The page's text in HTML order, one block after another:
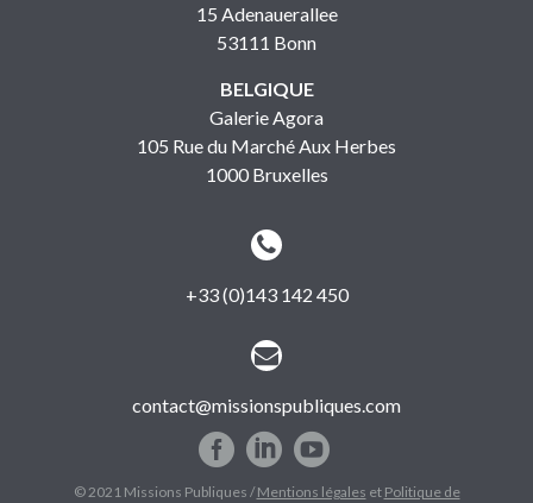
15 Adenauerallee
53111 Bonn
BELGIQUE
Galerie Agora
105 Rue du Marché Aux Herbes
1000 Bruxelles


+33 (0)143 142 450


contact@missionspubliques.com
© 2021 Missions Publiques /Mentions légales et Politique de